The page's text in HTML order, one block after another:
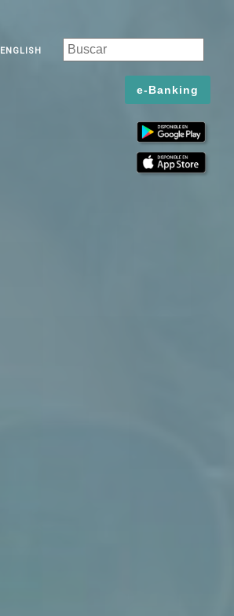
ENGLISH
e-Banking